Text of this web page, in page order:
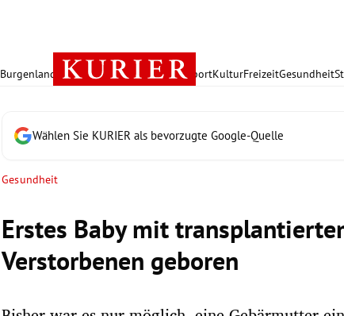
Burgenland Österreich PolitikWirtschaft SportKulturFreizeitGesundheit
Wählen Sie KURIER als bevorzugte Google-Quelle
Gesundheit
Erstes Baby mit
Verstorbenen geboren